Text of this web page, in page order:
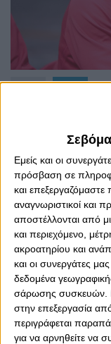
Εμείς και οι
πρόσβαση σε
και
αναγνωριστικοί και
αποστέλλονται από
και περιεχόμενο,
ακροατηρίου και
και οι συνεργάτες
δεδομένα
σάρωσης συσκευών.
στην επεξεργασία
περιγράφεται
για να αρνηθείτε να
Η σεζόν για τον
περίπου 20 μέρες.
ακόμα να αρχίσει,
σκληρή δουλειά.
Ο Αμερικανός
μεγαλύτερο μέρος
ρήξης χιαστού
καταβάλει μεγάλη
έδαφος και να
έτοιμος στην
Μάλιστα, ο ίδιος
βίντεο που
λογαριασμό στο